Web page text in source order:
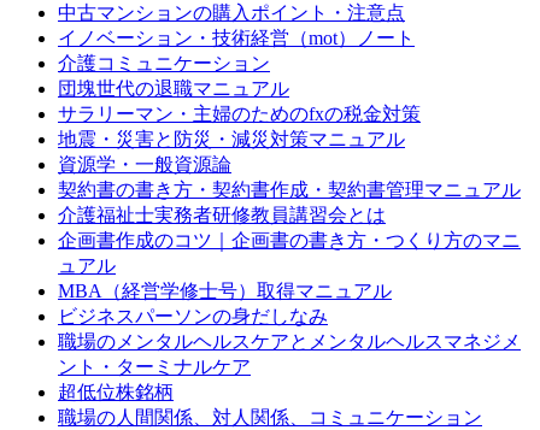
中古マンションの購入ポイント・注意点
イノベーション・技術経営（mot）ノート
介護コミュニケーション
団塊世代の退職マニュアル
サラリーマン・主婦のためのfxの税金対策
地震・災害と防災・減災対策マニュアル
資源学・一般資源論
契約書の書き方・契約書作成・契約書管理マニュアル
介護福祉士実務者研修教員講習会とは
企画書作成のコツ｜企画書の書き方・つくり方のマニ
ュアル
MBA（経営学修士号）取得マニュアル
ビジネスパーソンの身だしなみ
職場のメンタルヘルスケアとメンタルヘルスマネジメ
ント・ターミナルケア
超低位株銘柄
職場の人間関係、対人関係、コミュニケーション